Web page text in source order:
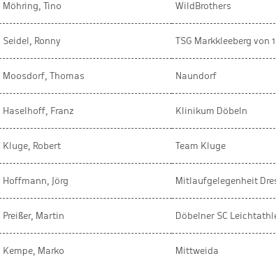
Möhring, Tino WildBrothers
Seidel, Ronny TSG Markkleeberg von
Moosdorf, Thomas Naundorf
Haselhoff, Franz Klinikum Döbeln
Kluge, Robert Team Kluge
Hoffmann, Jörg Mitlaufgelegenheit
Preißer, Martin Döbelner SC
Kempe, Marko Mittweida